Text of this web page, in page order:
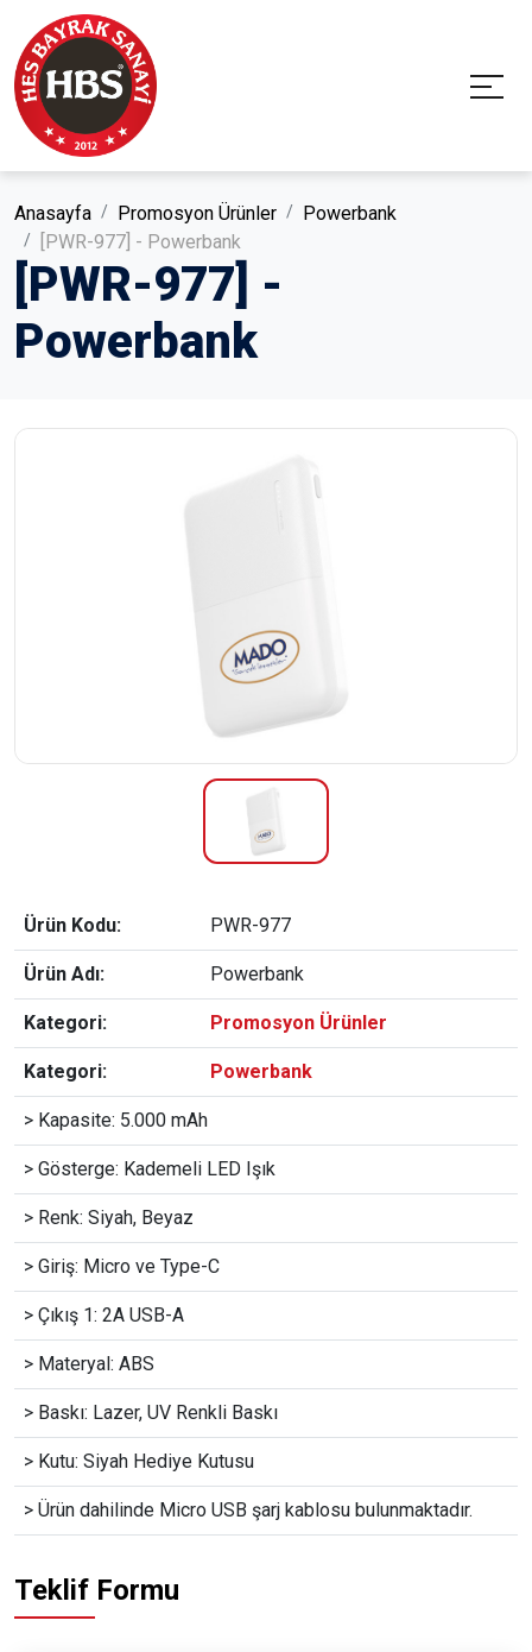
Anasayfa Promosyon Ürünler
Powerbank
[PWR-977] - Powerbank
[PWR-977] -
Powerbank
Ürün Kodu: PWR-977
Ürün Adı: Powerbank
Kategori: Promosyon Ürünler
Kategori: Powerbank
> Kapasite: 5.000 mAh
> Gösterge: Kademeli LED Işık
> Renk: Siyah, Beyaz
> Giriş: Micro ve Type-C
> Çıkış 1: 2A USB-A
> Materyal: ABS
> Baskı: Lazer, UV Renkli Baskı
> Kutu: Siyah Hediye Kutusu
> Ürün dahilinde Micro USB şarj kablosu bulunmaktadır.
Teklif Formu